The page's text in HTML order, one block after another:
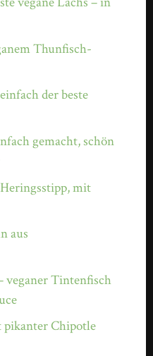
Thunfisch-
der beste
gemacht, schön
mit
aus
veganer Tintenfisch
pikanter Chipotle